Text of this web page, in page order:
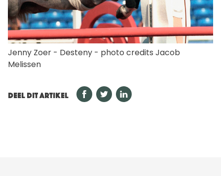
Jenny Zoer - Desteny - photo credits Jacob
Melissen
DEEL DIT ARTIKEL